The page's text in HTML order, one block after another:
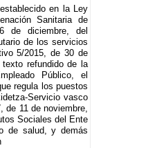
en la Ley
Sanitaria de
de diciembre, del
de los servicios
5/2015, de 30 de
refundido de la
Público, el
regula los puestos
Servicio vasco
de 11 de noviembre,
Sociales del Ente
de salud, y demás